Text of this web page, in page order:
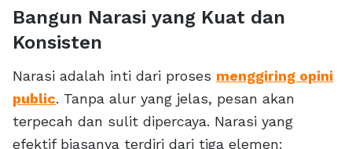
Bangun Narasi yang Kuat dan
Konsisten
Narasi adalah inti dari proses menggiring opini
public. Tanpa alur yang jelas, pesan akan
terpecah dan sulit dipercaya. Narasi yang
efektif biasanya terdiri dari tiga elemen: